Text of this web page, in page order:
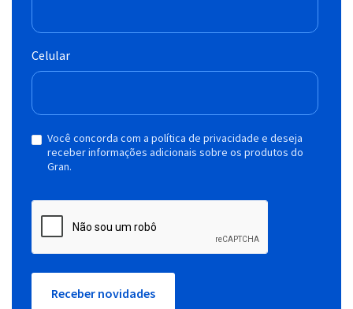
Celular
Você concorda com a política de privacidade e deseja
receber informações adicionais sobre os produtos do
Gran.
Receber novidades